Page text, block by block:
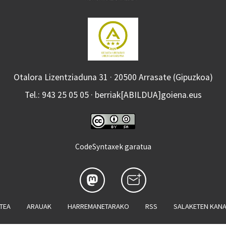
Otalora Lizentziaduna 31 · 20500 Arrasate (Gipuzkoa)
Tel.: 943 25 05 05 · berriak[ABILDUA]goiena.eus
CodeSyntaxek garatua
ARAUAK HARREMANETARAKO RSS SALAKETEN